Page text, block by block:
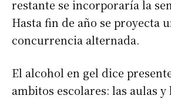
restante se incorporaría la
Hasta fin de año se proyecta
concurrencia alternada.
El alcohol en gel dice
ambitos escolares: las aulas y